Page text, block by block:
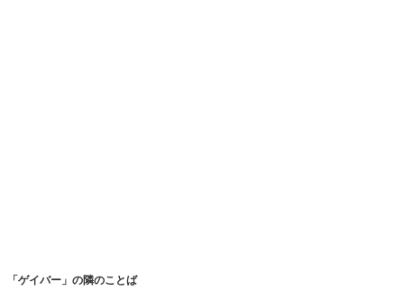
「ゲイバー」の隣のことば